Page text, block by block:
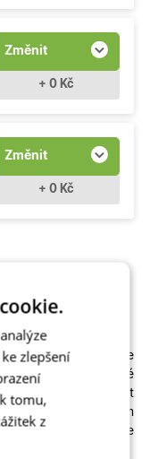
Změnit
+ 0 Kč
Změnit
+ 0 Kč
okno si můžete
máme
různé
dřevěných. Zvolit
s teplým
či bytu sedne
zlepšení
tomu,
z